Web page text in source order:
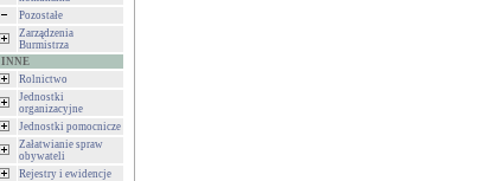
Pozostałe
Zarządzenia
Burmistrza
INNE
Rolnictwo
Jednostki
organizacyjne
Jednostki pomocnicze
Załatwianie spraw
obywateli
Rejestry i ewidencje